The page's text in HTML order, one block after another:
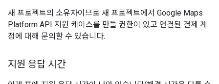
새 프로젝트의 소유자이므로 새 프로젝트에서 Google Maps
Platform API 지원 케이스를 만들 권한이 있고 연결된 결제 계
정에 대해 문의할 수 있습니다.
지원 응답 시간